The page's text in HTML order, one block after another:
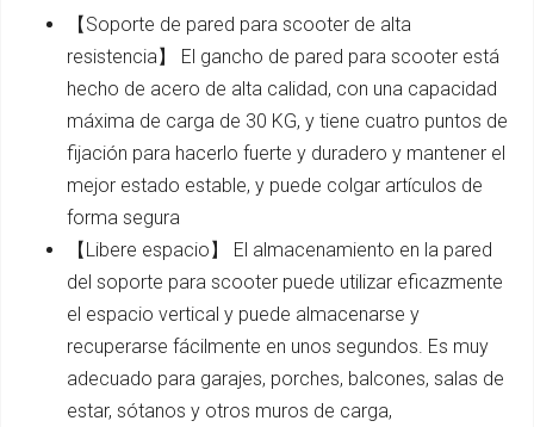
【Soporte de pared para scooter de alta
resistencia】 El gancho de pared para scooter está
hecho de acero de alta calidad, con una capacidad
máxima de carga de 30 KG, y tiene cuatro puntos de
fijación para hacerlo fuerte y duradero y mantener el
mejor estado estable, y puede colgar artículos de
forma segura
【Libere espacio】 El almacenamiento en la pared
del soporte para scooter puede utilizar eficazmente
el espacio vertical y puede almacenarse y
recuperarse fácilmente en unos segundos. Es muy
adecuado para garajes, porches, balcones, salas de
estar, sótanos y otros muros de carga,